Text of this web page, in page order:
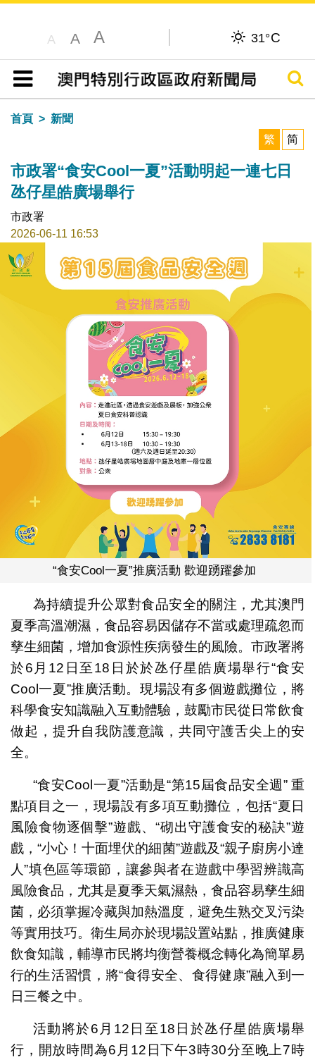
A A A 31°C
目錄
搜尋
首頁
新聞
繁
简
市政署“食安Cool一夏”活動明起一連七日
氹仔星皓廣場舉行
市政署
2026-06-11 16:53
“食安Cool一夏”推廣活動 歡迎踴躍參加
為持續提升公眾對食品安全的關注，尤其澳門
夏季高溫潮濕，食品容易因儲存不當或處理疏忽而
孳生細菌，增加食源性疾病發生的風險。市政署將
於6月12日至18日於於氹仔星皓廣場舉行“食安
Cool一夏”推廣活動。現場設有多個遊戲攤位，將
科學食安知識融入互動體驗，鼓勵市民從日常飲食
做起，提升自我防護意識，共同守護舌尖上的安
全。
“食安Cool一夏”活動是“第15屆食品安全週” 重
點項目之一，現場設有多項互動攤位，包括“夏日
風險食物逐個擊”遊戲、“砌出守護食安的秘訣”遊
戲，“小心！十面埋伏的細菌”遊戲及“親子廚房小達
人”填色區等環節，讓參與者在遊戲中學習辨識高
風險食品，尤其是夏季天氣濕熱，食品容易孳生細
菌，必須掌握冷藏與加熱溫度，避免生熟交叉污染
等實用技巧。衛生局亦於現場設置站點，推廣健康
飲食知識，輔導市民將均衡營養概念轉化為簡單易
行的生活習慣，將“食得安全、食得健康”融入到一
日三餐之中。
活動將於6月12日至18日於氹仔星皓廣場舉
行，開放時間為6月12日下午3時30分至晚上7時